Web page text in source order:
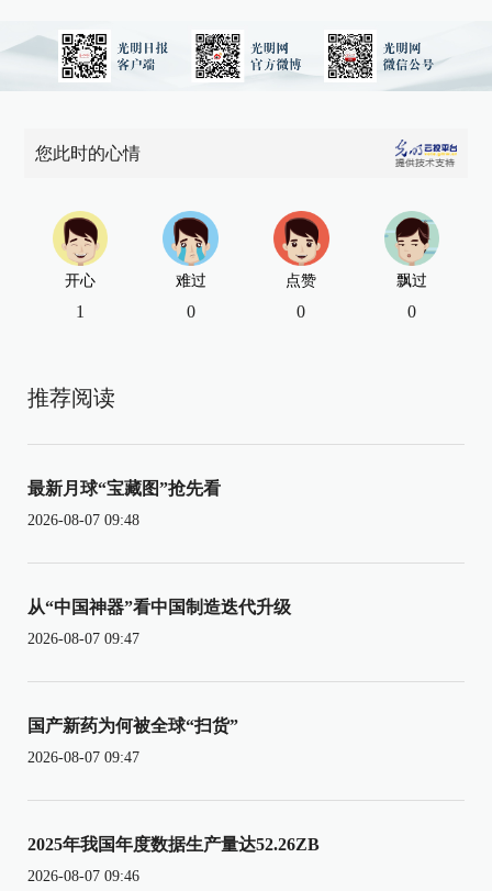
您此时的心情
开心
1
难过
0
点赞
0
飘过
0
推荐阅读
最新月球“宝藏图”抢先看
2026-08-07 09:48
从“中国神器”看中国制造迭代升级
2026-08-07 09:47
国产新药为何被全球“扫货”
2026-08-07 09:47
2025年我国年度数据生产量达52.26ZB
2026-08-07 09:46